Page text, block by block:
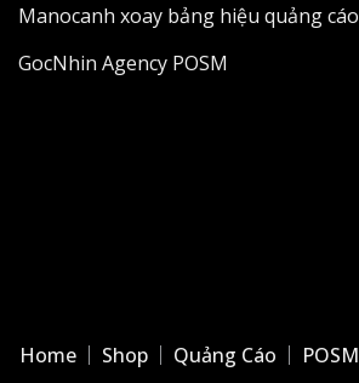
Manocanh xoay bảng hiệu quảng cáo
GocNhin Agency POSM
Home Shop Quảng Cáo POSM